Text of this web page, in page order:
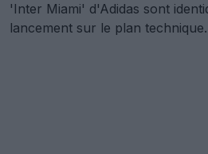
'Inter Miami' d'Adidas sont
lancement sur le plan technique.